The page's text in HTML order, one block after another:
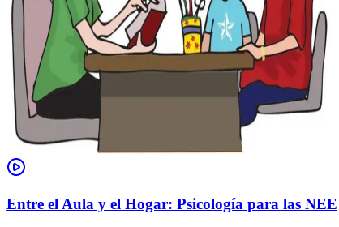
Entre el Aula y el Hogar: Psicología para las NEE